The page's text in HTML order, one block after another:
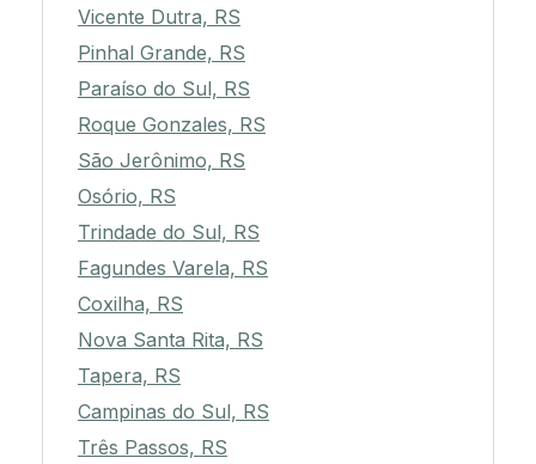
Vicente Dutra, RS
Pinhal Grande, RS
Paraíso do Sul, RS
Roque Gonzales, RS
São Jerônimo, RS
Osório, RS
Trindade do Sul, RS
Fagundes Varela, RS
Coxilha, RS
Nova Santa Rita, RS
Tapera, RS
Campinas do Sul, RS
Três Passos, RS